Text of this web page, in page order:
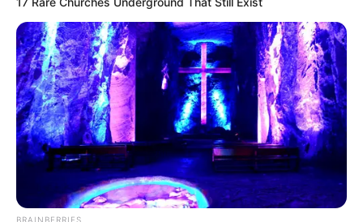
Anna Portter perdona a Gala
Montes: se hacen cariñitos y
prometen quererse siempre
Daniela Parra estuvo grave en el
hospital dos semanas